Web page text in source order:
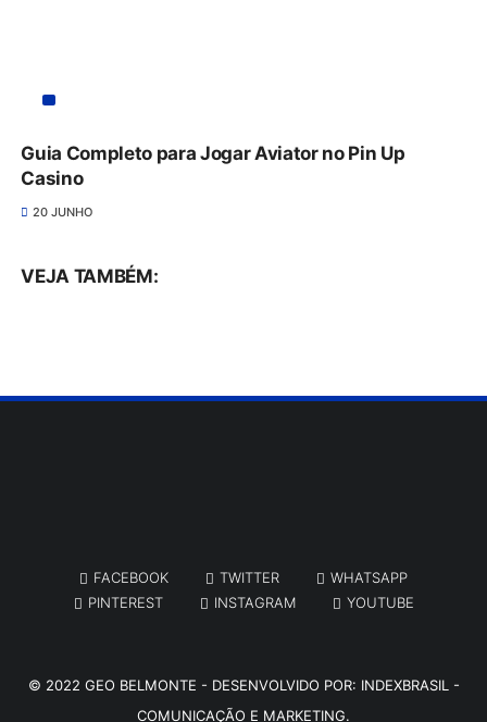
Guia Completo para Jogar Aviator no Pin Up
Casino
20 JUNHO
VEJA TAMBÉM:
FACEBOOK TWITTER
WHATSAPP
PINTEREST
INSTAGRAM YOUTUBE
© 2022 GEO BELMONTE - DESENVOLVIDO POR: INDEXBRASIL -
COMUNICAÇÃO E MARKETING.